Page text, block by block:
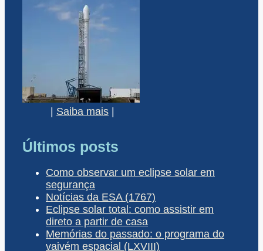
| Saiba mais |
Últimos posts
Como observar um eclipse solar em
segurança
Notícias da ESA (1767)
Eclipse solar total: como assistir em
direto a partir de casa
Memórias do passado: o programa do
vaivém espacial (LXVIII)